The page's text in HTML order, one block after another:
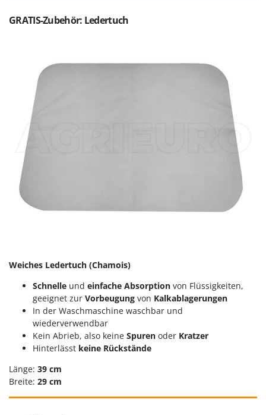
Shindaiwa
Sirman
Skil
Smartwood
Spring Protezione
Stiga
Stocker
Sunseeker
Tecla
Tellarini Pompe
GRATIS-Zubehör: Ledertuch
Weiches Ledertuch (Chamois)
Schnelle und einfache Absorption von Flüssigkeiten,
geeignet zur Vorbeugung von Kalkablagerungen
In der Waschmaschine waschbar und
wiederverwendbar
Kein Abrieb, also keine Spuren oder Kratzer
Hinterlässt keine Rückstände
Länge: 39 cm
Breite: 29 cm